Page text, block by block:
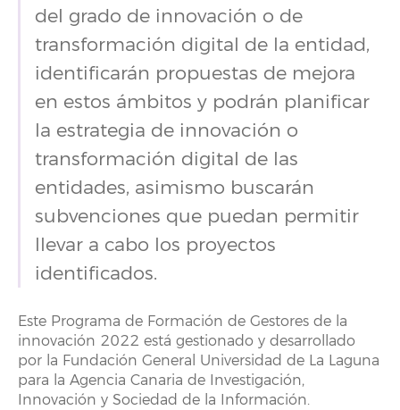
del grado de innovación o de
transformación digital de la entidad,
identificarán propuestas de mejora
en estos ámbitos y podrán planificar
la estrategia de innovación o
transformación digital de las
entidades, asimismo buscarán
subvenciones que puedan permitir
llevar a cabo los proyectos
identificados.
Este Programa de Formación de Gestores de la
innovación 2022 está gestionado y desarrollado
por la Fundación General Universidad de La Laguna
para la Agencia Canaria de Investigación,
Innovación y Sociedad de la Información.